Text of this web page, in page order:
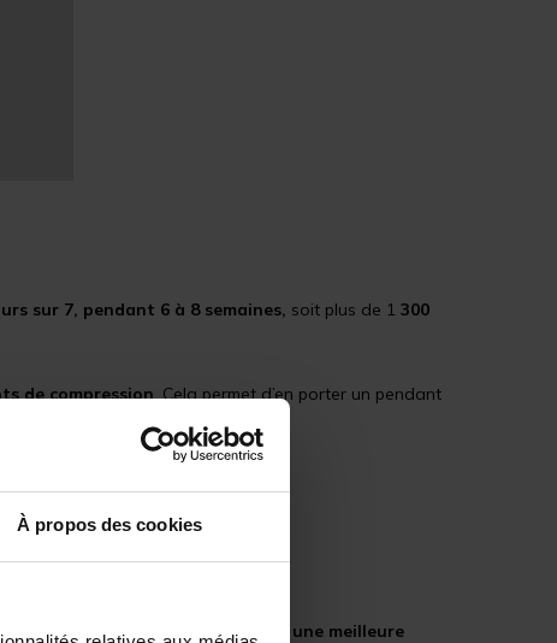
À propos des cookies
sur 7, pendant 6 à 8 semaines, soit plus de 1 300
de compression. Cela permet d’en porter un pendant
ils favorisent également une meilleure